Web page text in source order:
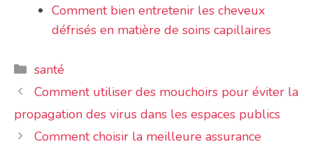
Comment bien entretenir les cheveux
défrisés en matière de soins capillaires
Catégories
santé
Comment utiliser des mouchoirs pour éviter la
propagation des virus dans les espaces publics
Comment choisir la meilleure assurance